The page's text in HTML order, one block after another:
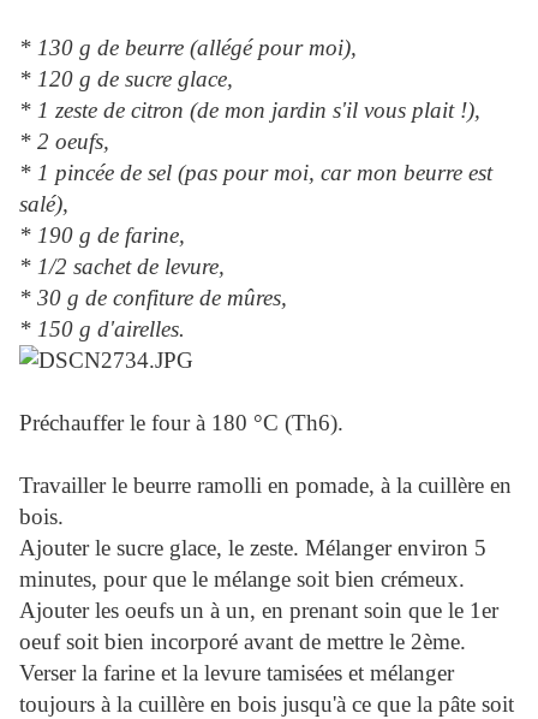
* 130 g de beurre (allégé pour moi),
* 120 g de sucre glace,
* 1 zeste de citron (de mon jardin s'il vous plait !),
* 2 oeufs,
* 1 pincée de sel (pas pour moi, car mon beurre est
salé),
* 190 g de farine,
* 1/2 sachet de levure,
* 30 g de confiture de mûres,
* 150 g d'airelles.
Préchauffer le four à 180 °C (Th6).
Travailler le beurre ramolli en pomade, à la cuillère en
bois.
Ajouter le sucre glace, le zeste. Mélanger environ 5
minutes, pour que le mélange soit bien crémeux.
Ajouter les oeufs un à un, en prenant soin que le 1er
oeuf soit bien incorporé avant de mettre le 2ème.
Verser la farine et la levure tamisées et mélanger
toujours à la cuillère en bois jusqu'à ce que la pâte soit